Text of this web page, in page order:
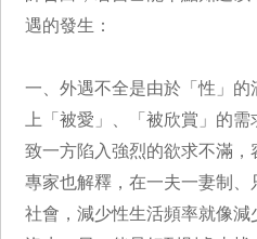
遇的發生：
一、外遇不全是由於「性」
上「被愛」、「被欣賞」的
致一方陷入強烈的欲求不滿，
專家也解釋，在一夫一妻制
社會，減少性生活頻率就像